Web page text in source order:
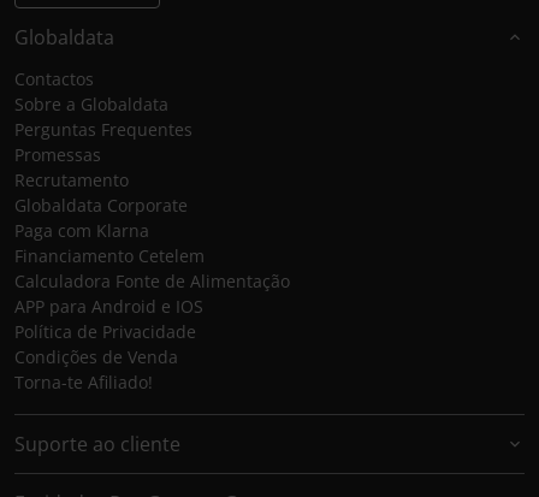
Globaldata
Contactos
Sobre a Globaldata
Perguntas Frequentes
Promessas
Recrutamento
Globaldata Corporate
Paga com Klarna
Financiamento Cetelem
Calculadora Fonte de Alimentação
APP para Android e IOS
Política de Privacidade
Condições de Venda
Torna-te Afiliado!
Suporte ao cliente